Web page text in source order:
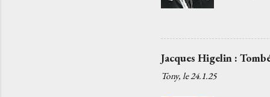
j'aurais
Jacques Higelin :
Tony, le24.1.25